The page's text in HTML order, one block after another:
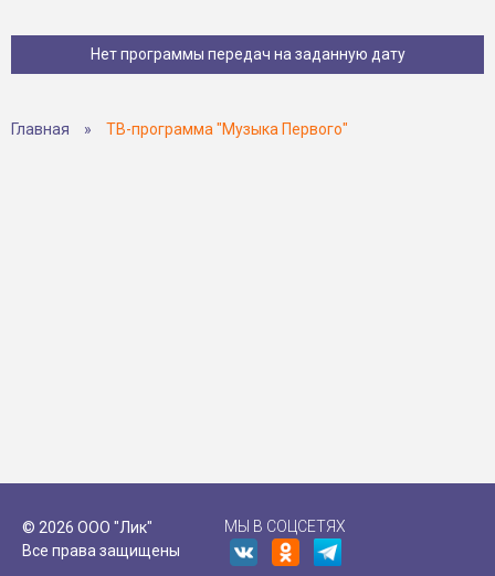
Нет программы передач на заданную дату
Главная » ТВ-программа "Музыка Первого"
© 2026 ООО "Лик"
Все права защищены
МЫ В СОЦСЕТЯХ